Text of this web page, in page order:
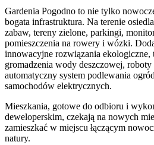
Gardenia Pogodno to nie tylko
bogata infrastruktura. Na terenie
zabaw, tereny zielone, parkingi,
pomieszczenia na rowery i wózki.
innowacyjne rozwiązania ekologiczne,
gromadzenia wody deszczowej,
automatyczny system podlewania
samochodów elektrycznych.
Mieszkania, gotowe do odbioru i
deweloperskim, czekają na nowych
zamieszkać w miejscu łączącym
natury.